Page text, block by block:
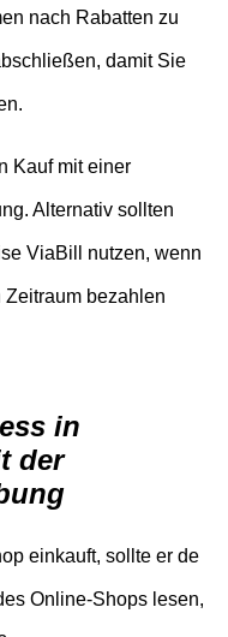
nach Rabatten zu
damit Sie
Kauf mit einer
Alternativ sollten
ViaBill nutzen, wenn
bezahlen
in
der
einkauft, sollte er de
Online-Shops lesen,